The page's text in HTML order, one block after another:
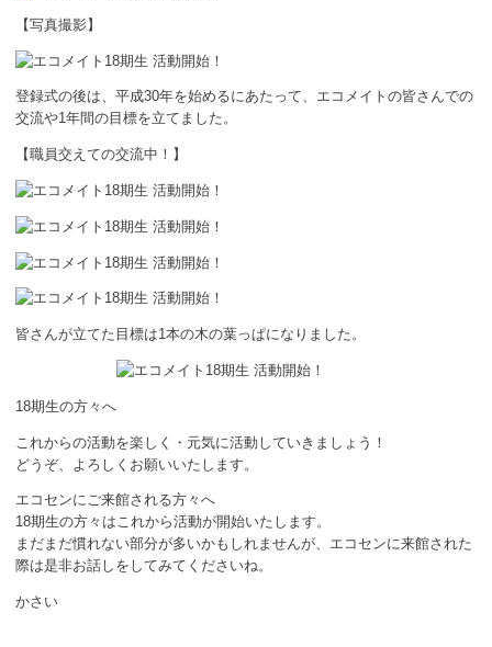
団体で見学希望の方
学校関係の方
企業・環境団体の方
エコメイト・京エコサポーターの方
【写真撮影】
登録式の後は、平成30年を始めるにあたって、エコメイトの皆さんでの
交流や1年間の目標を立てました。
【職員交えての交流中！】
皆さんが立てた目標は1本の木の葉っぱになりました。
18期生の方々へ
これからの活動を楽しく・元気に活動していきましょう！
どうぞ、よろしくお願いいたします。
エコセンにご来館される方々へ
18期生の方々はこれから活動が開始いたします。
まだまだ慣れない部分が多いかもしれませんが、エコセンに来館された
際は是非お話しをしてみてくださいね。
かさい